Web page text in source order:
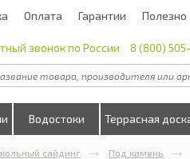
Оплата Гарантии Полезно
звонок по России 8 (800)
Водостоки Террасная
сайдинг
Под камень